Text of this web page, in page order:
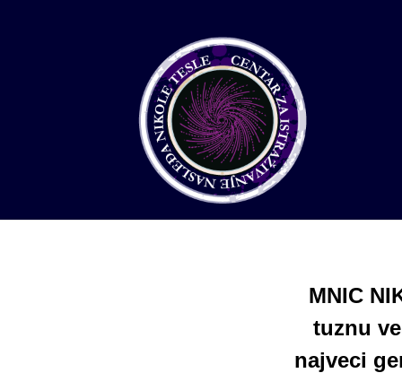
MNIC
tuznu
najveci